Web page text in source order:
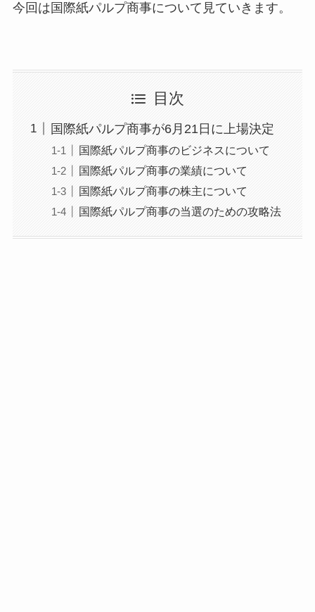
今回は国際紙パルプ商事について見ていきます。
目次
国際紙パルプ商事が6月21日に上場決定
国際紙パルプ商事のビジネスについて
国際紙パルプ商事の業績について
国際紙パルプ商事の株主について
国際紙パルプ商事の当選のための攻略法